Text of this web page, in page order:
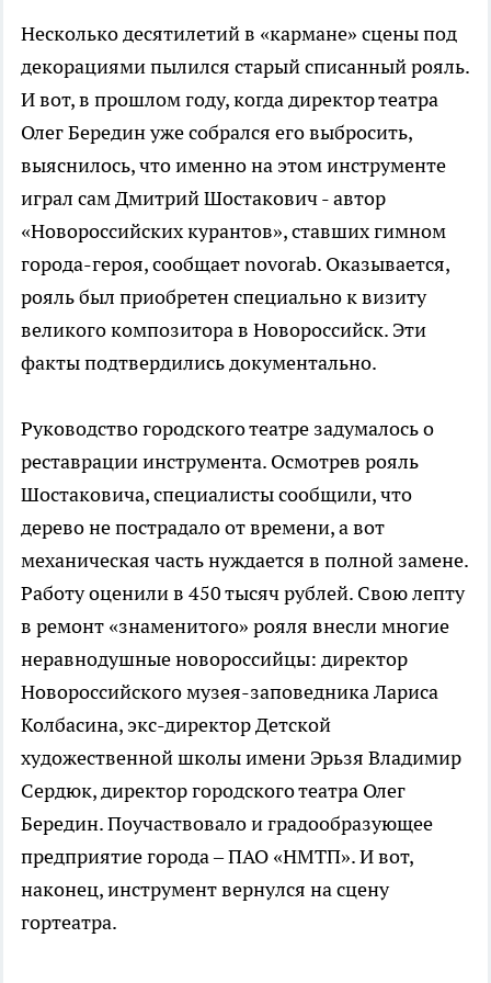
Несколько десятилетий в «кармане» сцены под
декорациями пылился старый списанный рояль.
И вот, в прошлом году, когда директор театра
Олег Бередин уже собрался его выбросить,
выяснилось, что именно на этом инструменте
играл сам Дмитрий Шостакович - автор
«Новороссийских курантов», ставших гимном
города-героя, сообщает novorab. Оказывается,
рояль был приобретен специально к визиту
великого композитора в Новороссийск. Эти
факты подтвердились документально.
Руководство городского театре задумалось о
реставрации инструмента. Осмотрев рояль
Шостаковича, специалисты сообщили, что
дерево не пострадало от времени, а вот
механическая часть нуждается в полной замене.
Работу оценили в 450 тысяч рублей. Свою лепту
в ремонт «знаменитого» рояля внесли многие
неравнодушные новороссийцы: директор
Новороссийского музея-заповедника Лариса
Колбасина, экс-директор Детской
художественной школы имени Эрьзя Владимир
Сердюк, директор городского театра Олег
Бередин. Поучаствовало и градообразующее
предприятие города – ПАО «НМТП». И вот,
наконец, инструмент вернулся на сцену
гортеатра.